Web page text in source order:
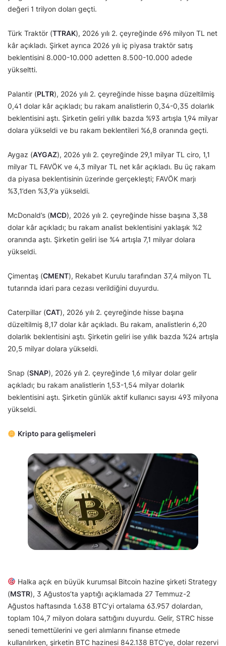
değeri 1 trilyon doları geçti.
Türk Traktör (TTRAK), 2026 yılı 2. çeyreğinde 696 milyon TL net
kâr açıkladı. Şirket ayrıca 2026 yılı iç piyasa traktör satış
beklentisini 8.000-10.000 adetten 8.500-10.000 adede
yükseltti.
Palantir (PLTR), 2026 yılı 2. çeyreğinde hisse başına düzeltilmiş
0,41 dolar kâr açıkladı; bu rakam analistlerin 0,34-0,35 dolarlık
beklentisini aştı. Şirketin geliri yıllık bazda %93 artışla 1,94 milyar
dolara yükseldi ve bu rakam beklentileri %6,8 oranında geçti.
Aygaz (AYGAZ), 2026 yılı 2. çeyreğinde 29,1 milyar TL ciro, 1,1
milyar TL FAVÖK ve 4,3 milyar TL net kâr açıkladı. Bu üç rakam
da piyasa beklentisinin üzerinde gerçekleşti; FAVÖK marjı
%3,1’den %3,9’a yükseldi.
McDonald’s (MCD), 2026 yılı 2. çeyreğinde hisse başına 3,38
dolar kâr açıkladı; bu rakam analist beklentisini yaklaşık %2
oranında aştı. Şirketin geliri ise %4 artışla 7,1 milyar dolara
yükseldi.
Çimentaş (CMENT), Rekabet Kurulu tarafından 37,4 milyon TL
tutarında idari para cezası verildiğini duyurdu.
Caterpillar (CAT), 2026 yılı 2. çeyreğinde hisse başına
düzeltilmiş 8,17 dolar kâr açıkladı. Bu rakam, analistlerin 6,20
dolarlık beklentisini aştı. Şirketin geliri ise yıllık bazda %24 artışla
20,5 milyar dolara yükseldi.
Snap (SNAP), 2026 yılı 2. çeyreğinde 1,6 milyar dolar gelir
açıkladı; bu rakam analistlerin 1,53-1,54 milyar dolarlık
beklentisini aştı. Şirketin günlük aktif kullanıcı sayısı 493 milyona
yükseldi.
Kripto para gelişmeleri
Halka açık en büyük kurumsal Bitcoin hazine şirketi Strategy
(MSTR), 3 Ağustos’ta yaptığı açıklamada 27 Temmuz-2
Ağustos haftasında 1.638 BTC’yi ortalama 63.957 dolardan,
toplam 104,7 milyon dolara sattığını duyurdu. Gelir, STRC hisse
senedi temettülerini ve geri alımlarını finanse etmede
kullanılırken, şirketin BTC hazinesi 842.138 BTC’ye, dolar rezervi